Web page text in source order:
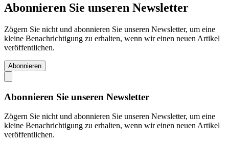
Abonnieren Sie unseren Newsletter
Zögern Sie nicht und abonnieren Sie unseren Newsletter, um eine
kleine Benachrichtigung zu erhalten, wenn wir einen neuen Artikel
veröffentlichen.
Abonnieren
Abonnieren Sie unseren Newsletter
Zögern Sie nicht und abonnieren Sie unseren Newsletter, um eine
kleine Benachrichtigung zu erhalten, wenn wir einen neuen Artikel
veröffentlichen.